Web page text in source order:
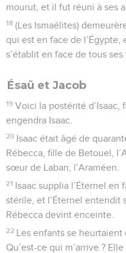
mourut, et il fut réuni à ses
18 (Les Ismaélites)
qui est en face de l’Égypte,
s’établit en face de tous ses
Ésaü et Jacob
19 Voici la postérité d’Isaac,
engendra Isaac.
20 Isaac était âgé de
Rébecca, fille de Betouel,
sœur de Laban, l’Araméen.
21 Isaac supplia l’Éternel en
stérile, et l’Éternel entendit
Rébecca devint enceinte.
22 Les enfants se
Qu’est-ce qui m’arrive ?